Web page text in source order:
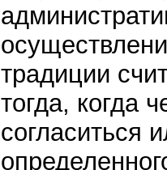
традиции
тогда, когда
согласиться